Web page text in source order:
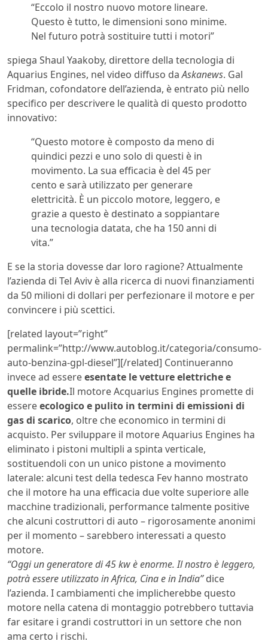
“Eccolo il nostro nuovo motore lineare.
Questo è tutto, le dimensioni sono minime.
Nel futuro potrà sostituire tutti i motori”
spiega Shaul Yaakoby, direttore della tecnologia di
Aquarius Engines, nel video diffuso daAskanews. Gal
Fridman, cofondatore dell’azienda, è entrato più nello
specifico per descrivere le qualità di questo prodotto
innovativo:
“Questo motore è composto da meno di
quindici pezzi e uno solo di questi è in
movimento. La sua efficacia è del 45 per
cento e sarà utilizzato per generare
elettricità. È un piccolo motore, leggero, e
grazie a questo è destinato a soppiantare
una tecnologia datata, che ha 150 anni di
vita.”
E se la storia dovesse dar loro ragione? Attualmente
l’azienda di Tel Aviv è alla ricerca di nuovi finanziamenti
da 50 milioni di dollari per perfezionare il motore e per
convincere i più scettici.
[related layout=”right”
permalink=”http://www.autoblog.it/categoria/consumo-
auto-benzina-gpl-diesel”][/related] Continueranno
invece ad essereesentate le vetture elettriche e
quelle ibride.Il motore Acquarius Engines promette di
essereecologico e pulito in termini di emissioni di
gas di scarico, oltre che economico in termini di
acquisto. Per sviluppare il motore Aquarius Engines ha
eliminato i pistoni multipli a spinta verticale,
sostituendoli con un unico pistone a movimento
laterale: alcuni test della tedesca Fev hanno mostrato
che il motore ha una efficacia due volte superiore alle
macchine tradizionali, performance talmente positive
che alcuni costruttori di auto – rigorosamente anonimi
per il momento – sarebbero interessati a questo
motore.
“Oggi un generatore di 45 kw è enorme. Il nostro è leggero,
potrà essere utilizzato in Africa, Cina e in India”dice
l’azienda. I cambiamenti che implicherebbe questo
motore nella catena di montaggio potrebbero tuttavia
far esitare i grandi costruttori in un settore che non
ama certo i rischi.